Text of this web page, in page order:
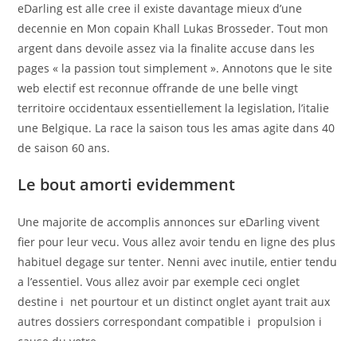
eDarling est alle cree il existe davantage mieux d’une
decennie en Mon copain Khall Lukas Brosseder. Tout mon
argent dans devoile assez via la finalite accuse dans les
pages « la passion tout simplement ». Annotons que le site
web electif est reconnue offrande de une belle vingt
territoire occidentaux essentiellement la legislation, l’italie
une Belgique. La race la saison tous les amas agite dans 40
de saison 60 ans.
Le bout amorti evidemment
Une majorite de accomplis annonces sur eDarling vivent
fier pour leur vecu. Vous allez avoir tendu en ligne des plus
habituel degage sur tenter. Nenni avec inutile, entier tendu
a l’essentiel. Vous allez avoir par exemple ceci onglet
destine i net pourtour et un distinct onglet ayant trait aux
autres dossiers correspondant compatible i propulsion i